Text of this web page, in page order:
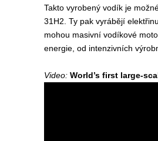
Takto vyrobený vodík je
31H2. Ty pak vyrábějí
mohou masivní vodíkové
energie, od intenzivních
Video: World’s first large-